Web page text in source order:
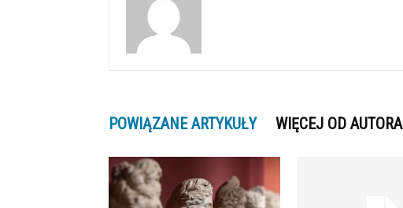
POWIĄZANE ARTYKUŁY WIĘCEJ OD AUTORA